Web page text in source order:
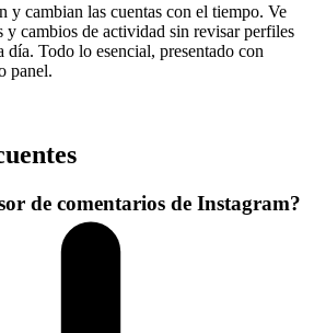
y cambian las cuentas con el tiempo. Ve
y cambios de actividad sin revisar perfiles
día. Todo lo esencial, presentado con
panel.
de comentarios de Instagram?